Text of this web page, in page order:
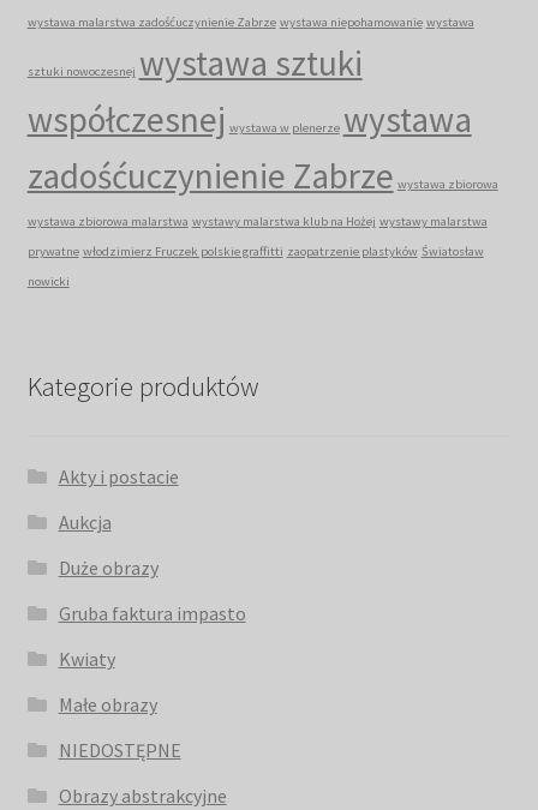
wystawa malarstwa zadośćuczynienie Zabrze wystawa niepohamowanie wystawa
sztuki nowoczesnej wystawa sztuki
współczesnej wystawa w plenerze wystawa
zadośćuczynienie Zabrze wystawa zbiorowa
wystawa zbiorowa malarstwa wystawy malarstwa klub na Hożej wystawy malarstwa
prywatne włodzimierz Fruczek polskie graffitti zaopatrzenie plastyków Światosław
nowicki
Kategorie produktów
Akty i postacie
Aukcja
Duże obrazy
Gruba faktura impasto
Kwiaty
Małe obrazy
NIEDOSTĘPNE
Obrazy abstrakcyjne